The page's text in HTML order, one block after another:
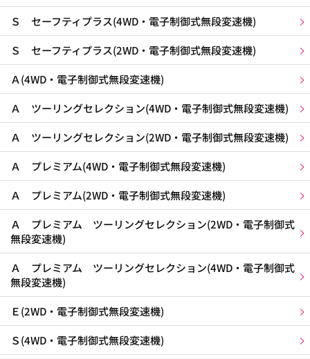
Ｓ セーフティプラス(4WD・電子制御式無段変速機)
Ｓ セーフティプラス(2WD・電子制御式無段変速機)
Ａ(4WD・電子制御式無段変速機)
Ａ ツーリングセレクション(4WD・電子制御式無段変速機)
Ａ ツーリングセレクション(2WD・電子制御式無段変速機)
Ａ プレミアム(4WD・電子制御式無段変速機)
Ａ プレミアム(2WD・電子制御式無段変速機)
Ａ プレミアム ツーリングセレクション(2WD・電子制御式
無段変速機)
Ａ プレミアム ツーリングセレクション(4WD・電子制御式
無段変速機)
Ｅ(2WD・電子制御式無段変速機)
Ｓ(4WD・電子制御式無段変速機)